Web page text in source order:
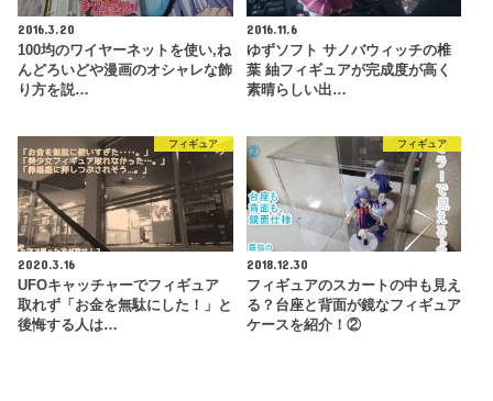
2016.3.20
100均のワイヤーネットを使い,ね
んどろいどや漫画のオシャレな飾
り方を説…
2016.11.6
ゆずソフト サノバウィッチの椎
葉 紬フィギュアが完成度が高く
素晴らしい出…
フィギュア
2020.3.16
UFOキャッチャーでフィギュア
取れず「お金を無駄にした！」と
後悔する人は…
フィギュア
2018.12.30
フィギュアのスカートの中も見え
る？台座と背面が鏡なフィギュア
ケースを紹介！②